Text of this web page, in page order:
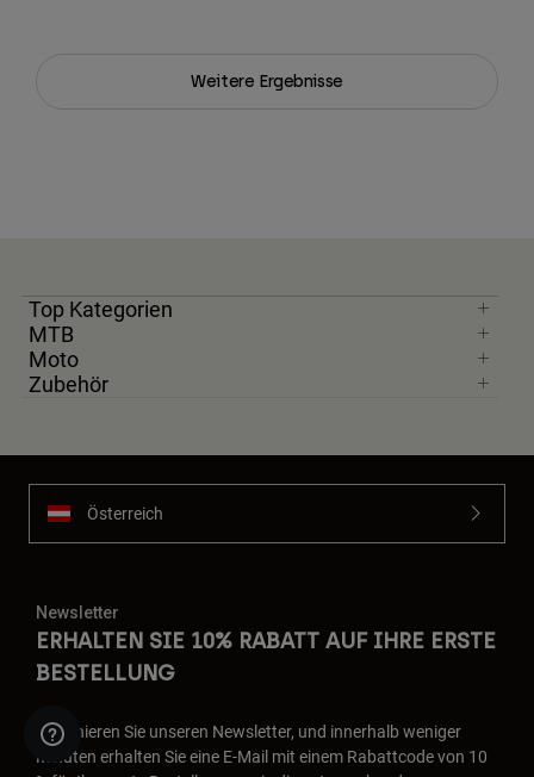
Weitere Ergebnisse
Top Kategorien
MTB
Moto
Zubehör
Österreich
Newsletter
ERHALTEN SIE 10% RABATT AUF IHRE ERSTE
BESTELLUNG
Abonnieren Sie unseren Newsletter, und innerhalb weniger
Minuten erhalten Sie eine E-Mail mit einem Rabattcode von 10